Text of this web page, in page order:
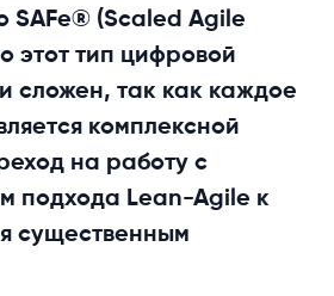
SAFe® (Scaled Agile
этот тип цифровой
сложен, так как каждое
комплексной
на работу с
подхода Lean-Agile к
существенным